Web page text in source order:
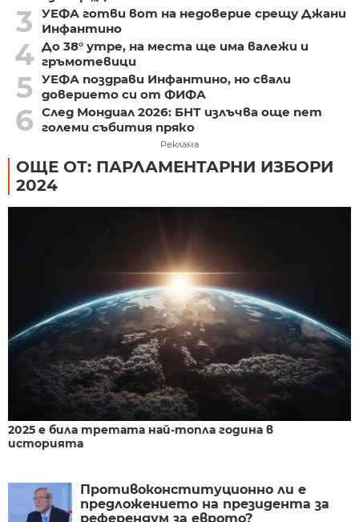
3
УЕФА готви вот на недоверие срещу Джани
Инфантино
4 До 38° утре, на места ще има валежи и
гръмотевици
5 УЕФА поздрави Инфантино, но свали
доверието си от ФИФА
6 След Мондиал 2026: БНТ излъчва още пет
големи събития пряко
Реклама
ОЩЕ ОТ: ПАРЛАМЕНТАРНИ ИЗБОРИ
2024
2025 е била третата най-топла година в
историята
Противоконституционно ли е
предложението на президента за
референдум за еврото?